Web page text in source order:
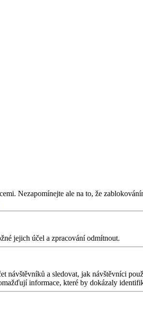
Nezapomínejte ale na to, že
jejich účel a zpracování odmítnout.
a sledovat, jak návštěvníci
informace, které by dokázaly